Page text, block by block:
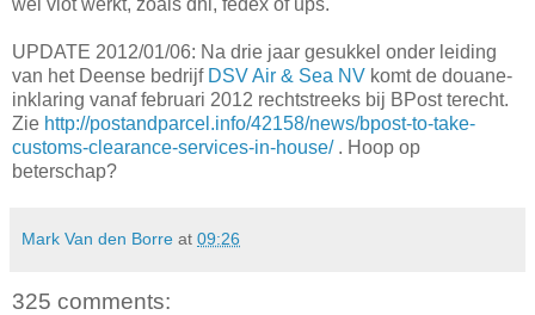
UPDATE 2012/01/06: Na drie jaar gesukkel onder leiding
van het Deense bedrijf DSV Air & Sea NV komt de douane-
inklaring vanaf februari 2012 rechtstreeks bij BPost terecht.
Zie http://postandparcel.info/42158/news/bpost-to-take-
customs-clearance-services-in-house/. Hoop op
beterschap?
Mark Van den Borre at 09:26
325 comments: